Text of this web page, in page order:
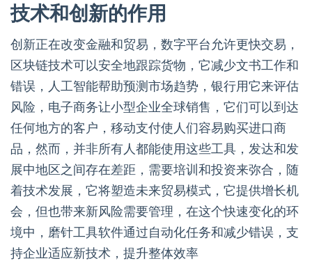
技术和创新的作用
创新正在改变金融和贸易，数字平台允许更快交易，
区块链技术可以安全地跟踪货物，它减少文书工作和
错误，人工智能帮助预测市场趋势，银行用它来评估
风险，电子商务让小型企业全球销售，它们可以到达
任何地方的客户，移动支付使人们容易购买进口商
品，然而，并非所有人都能使用这些工具，发达和发
展中地区之间存在差距，需要培训和投资来弥合，随
着技术发展，它将塑造未来贸易模式，它提供增长机
会，但也带来新风险需要管理，在这个快速变化的环
境中，磨针工具软件通过自动化任务和减少错误，支
持企业适应新技术，提升整体效率